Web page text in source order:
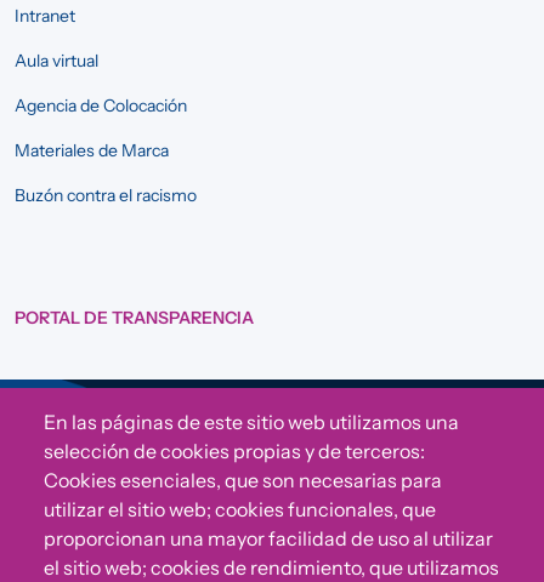
Intranet
Aula virtual
Agencia de Colocación
Materiales de Marca
Buzón contra el racismo
PORTAL DE TRANSPARENCIA
Sigue a Comunidad CONVIVE
En las páginas de este sitio web utilizamos una
selección de cookies propias y de terceros:
Cookies esenciales, que son necesarias para
utilizar el sitio web; cookies funcionales, que
proporcionan una mayor facilidad de uso al utilizar
el sitio web; cookies de rendimiento, que utilizamos